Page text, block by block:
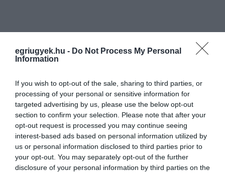
egriugyek.hu - Do Not Process My Personal
Information
If you wish to opt-out of the sale, sharing to third parties, or
processing of your personal or sensitive information for
targeted advertising by us, please use the below opt-out
section to confirm your selection. Please note that after your
opt-out request is processed you may continue seeing
interest-based ads based on personal information utilized by
us or personal information disclosed to third parties prior to
your opt-out. You may separately opt-out of the further
disclosure of your personal information by third parties on the
Az idők során szükségessé vált az épület teljes
infrastruktúrájának korszerűsítése és
beruházásnak köszönhetően - a részleges
akadálymentesítés mellett - új helyre kerül a
galéria bejárata és fogadótere, valamint a
felújítást követően az épület egyaránt alkalmas
lesz állandó és időszakos kiállítások
megrendezésére.